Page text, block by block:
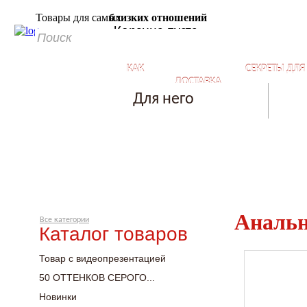
Товары для самыхблизких отношений
КАК
КУПИТЬ?
ДОСТАВКА
СЕКРЕТЫ
Для него
Корзина пуста
Все категории
Каталог товаров
Товар с видеопрезентацией
50 ОТТЕНКОВ СЕРОГО...
Новинки